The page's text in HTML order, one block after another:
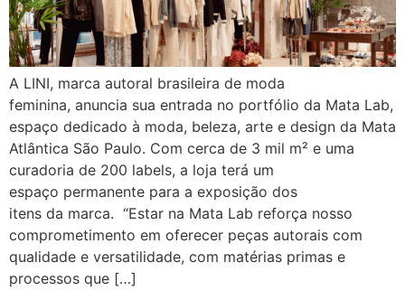
A LINI, marca autoral brasileira de moda
feminina, anuncia sua entrada no portfólio da Mata Lab,
espaço dedicado à moda, beleza, arte e design da Mata
Atlântica São Paulo. Com cerca de 3 mil m² e uma
curadoria de 200 labels, a loja terá um
espaço permanente para a exposição dos
itens da marca. “Estar na Mata Lab reforça nosso
comprometimento em oferecer peças autorais com
qualidade e versatilidade, com matérias primas e
processos que […]